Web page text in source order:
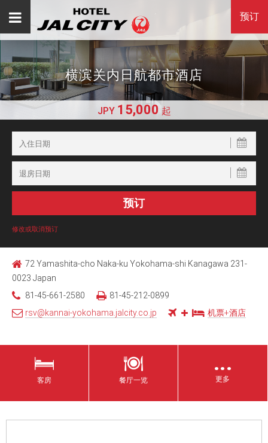
预订
横滨关内日航都市酒店
JPY 15,000 起
修改或取消预订
72 Yamashita-cho Naka-ku Yokohama-shi Kanagawa 231-
0023 Japan
81-45-661-2580
81-45-212-0899
rsv@kannai-yokohama.jalcity.co.jp
机票+酒店
客房 餐厅一览
…
更多